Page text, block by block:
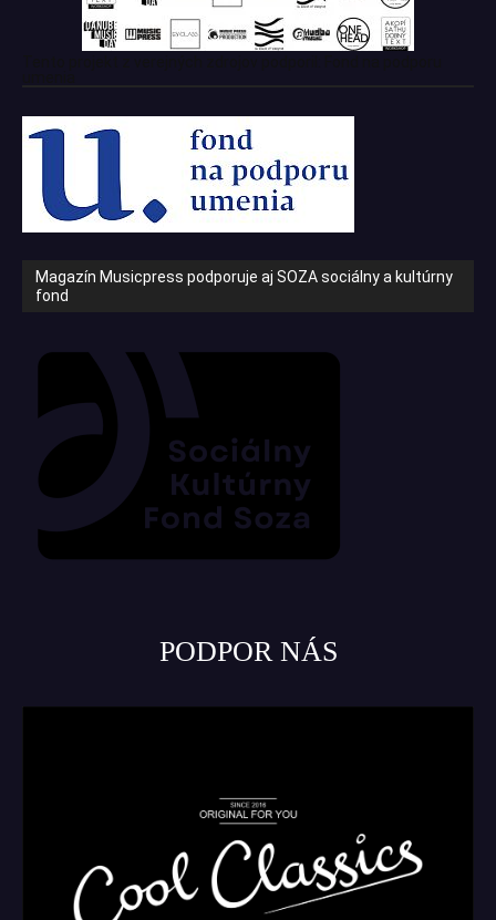
Magazín Musicpress podporuje aj SOZA sociálny a kultúrny
fond
PODPOR NÁS